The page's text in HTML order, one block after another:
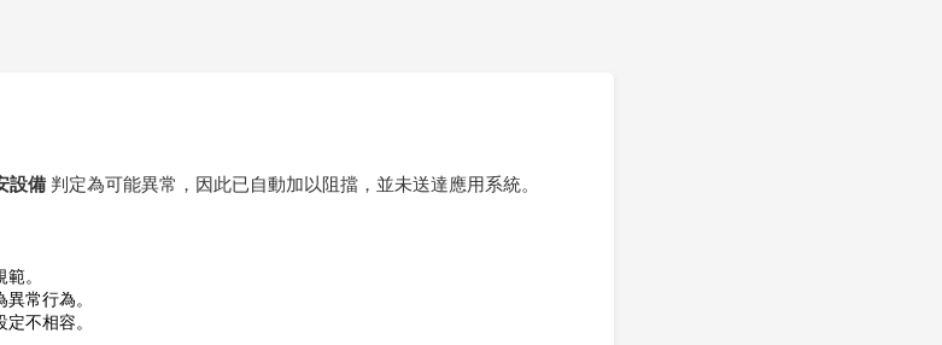
設備 判定為可能異常，因此已自動加以阻擋，並未送達應用系統。
。
常行為。
不相容。